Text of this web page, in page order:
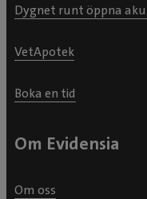
Dygnet runt öppna
VetApotek
Boka en tid
Om Evidensia
Om oss